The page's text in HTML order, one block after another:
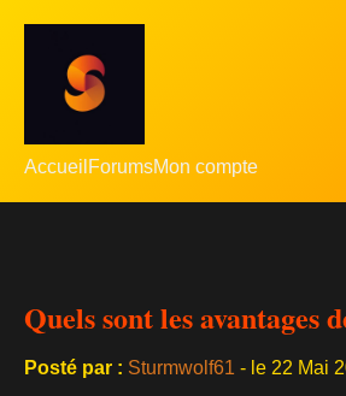
Accueil ForumsMon compte
Quels sont les
Posté par : Sturmwolf61 - le 22 Mai